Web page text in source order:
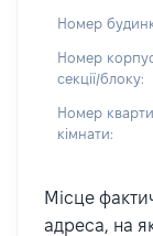
Номер
Номер
секції/блоку:
Номер
кімнати:
Місце
адреса, на